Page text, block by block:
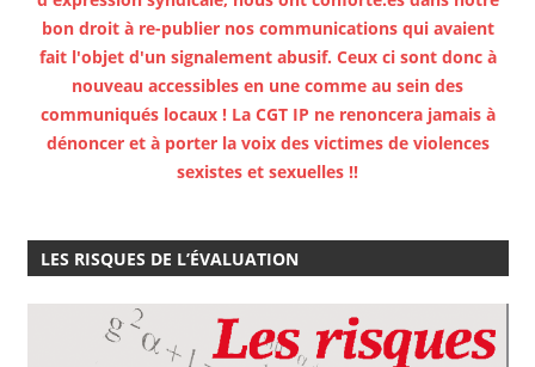
bon droit à re-publier nos communications qui avaient
fait l'objet d'un signalement abusif. Ceux ci sont donc à
nouveau accessibles en une comme au sein des
communiqués locaux ! La CGT IP ne renoncera jamais à
dénoncer et à porter la voix des victimes de violences
sexistes et sexuelles !!
LES RISQUES DE L’ÉVALUATION